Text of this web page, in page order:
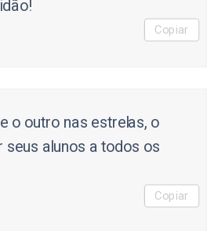
Copiar
o outro nas estrelas, o
alunos a todos os
Copiar